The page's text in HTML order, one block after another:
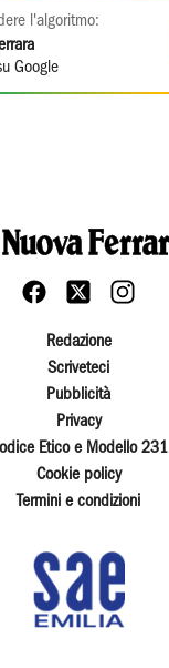
l'algoritmo:
Google
Redazione
Scriveteci
Pubblicità
Privacy
Etico e Modello 231
Cookie policy
Termini e condizioni